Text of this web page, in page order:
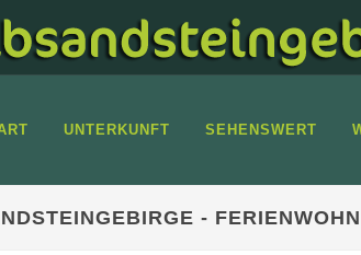
UNTERKUNFT SEHENSWERT
-